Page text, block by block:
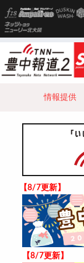
情報提供
【8/7更新】
【8/7更新】